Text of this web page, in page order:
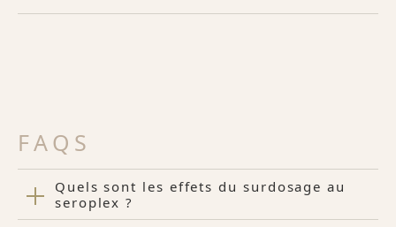
FAQS
Quels sont les effets du surdosage au
seroplex ?